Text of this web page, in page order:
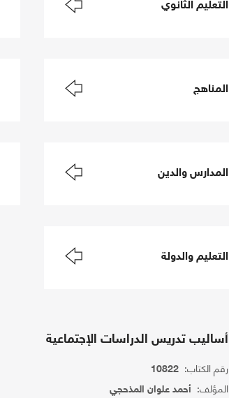
التعليم الثانوي
المناهج
المدارس والدين
التعليم والدولة
أساليب تدريس الدراسات الإجتماعية
رقم الكتاب: 10822
المؤلف: أحمد علوان المذحجي